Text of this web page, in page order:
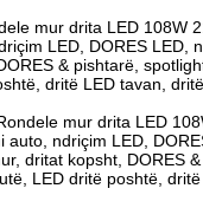
mur drita LED 108W
LED, DORES LED,
& pishtarë,
dritë LED tavan,
mur drita LED
ndriçim LED,
dritat kopsht, DORES
LED dritë poshtë,